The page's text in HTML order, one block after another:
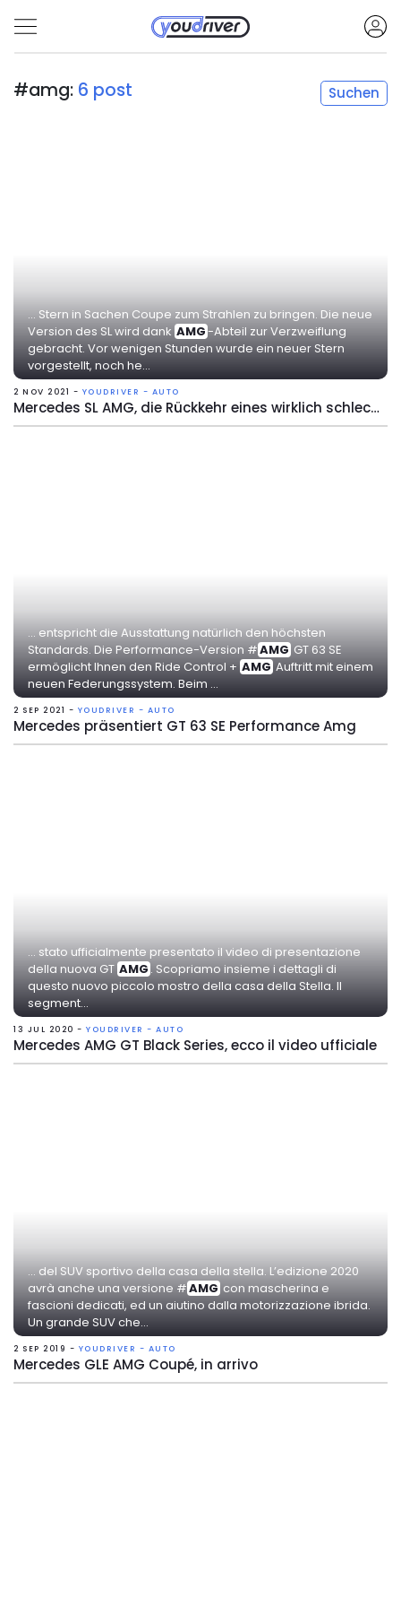
#amg: 6 post Suchen
... Stern in Sachen Coupe zum Strahlen zu bringen. Die neue
Version des SL wird dank AMG-Abteil zur Verzweiflung
gebracht. Vor wenigen Stunden wurde ein neuer Stern
vorgestellt, noch he...
2 NOV 2021 - YOUDRIVER - AUTO
Mercedes SL AMG, die Rückkehr eines wirklich schlechten Roadsters
... entspricht die Ausstattung natürlich den höchsten
Standards. Die Performance-Version #AMG GT 63 SE
ermöglicht Ihnen den Ride Control + AMG Auftritt mit einem
neuen Federungssystem. Beim ...
2 SEP 2021 - YOUDRIVER - AUTO
Mercedes präsentiert GT 63 SE Performance Amg
... stato ufficialmente presentato il video di presentazione
della nuova GT AMG . Scopriamo insieme i dettagli di
questo nuovo piccolo mostro della casa della Stella. Il
segment...
13 JUL 2020 - YOUDRIVER - AUTO
Mercedes AMG GT Black Series, ecco il video ufficiale
... del SUV sportivo della casa della stella. L’edizione 2020
avrà anche una versione #AMG con mascherina e
fascioni dedicati, ed un aiutino dalla motorizzazione ibrida.
Un grande SUV che...
2 SEP 2019 - YOUDRIVER - AUTO
Mercedes GLE AMG Coupé, in arrivo